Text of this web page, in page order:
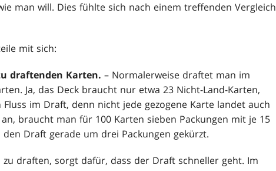
man will. Dies fühlte sich nach einem treffenden Vergleich
mit sich:
draftenden Karten. – Normalerweise draftet man im
Ja, das Deck braucht nur etwa 23 Nicht-Land-Karten,
im Draft, denn nicht jede gezogene Karte landet auch
braucht man für 100 Karten sieben Packungen mit je 15
Draft gerade um drei Packungen gekürzt.
zu draften, sorgt dafür, dass der Draft schneller geht. Im